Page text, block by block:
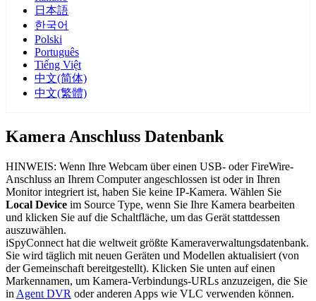
日本語
한국어
Polski
Português
Tiếng Việt
中文(简体)
中文(繁體)
Kamera Anschluss Datenbank
HINWEIS: Wenn Ihre Webcam über einen USB- oder FireWire-
Anschluss an Ihrem Computer angeschlossen ist oder in Ihren
Monitor integriert ist, haben Sie keine IP-Kamera. Wählen Sie
Local Device im Source Type, wenn Sie Ihre Kamera bearbeiten
und klicken Sie auf die Schaltfläche, um das Gerät stattdessen
auszuwählen.
iSpyConnect hat die weltweit größte Kameraverwaltungsdatenbank.
Sie wird täglich mit neuen Geräten und Modellen aktualisiert (von
der Gemeinschaft bereitgestellt). Klicken Sie unten auf einen
Markennamen, um Kamera-Verbindungs-URLs anzuzeigen, die Sie
in Agent DVR oder anderen Apps wie VLC verwenden können.